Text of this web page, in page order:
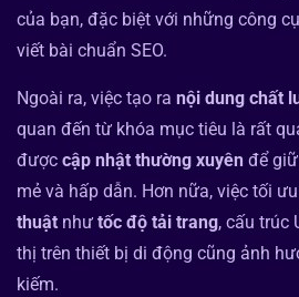
của bạn, đặc biệt với những công
viết bài chuẩn SEO.
Ngoài ra, việc tạo ra nội dung chất
quan đến từ khóa mục tiêu là rất
được cập nhật thường xuyên để
mẻ và hấp dẫn. Hơn nữa, việc tối
thuật như tốc độ tải trang, cấu trúc
thị trên thiết bị di động cũng ảnh
kiếm.